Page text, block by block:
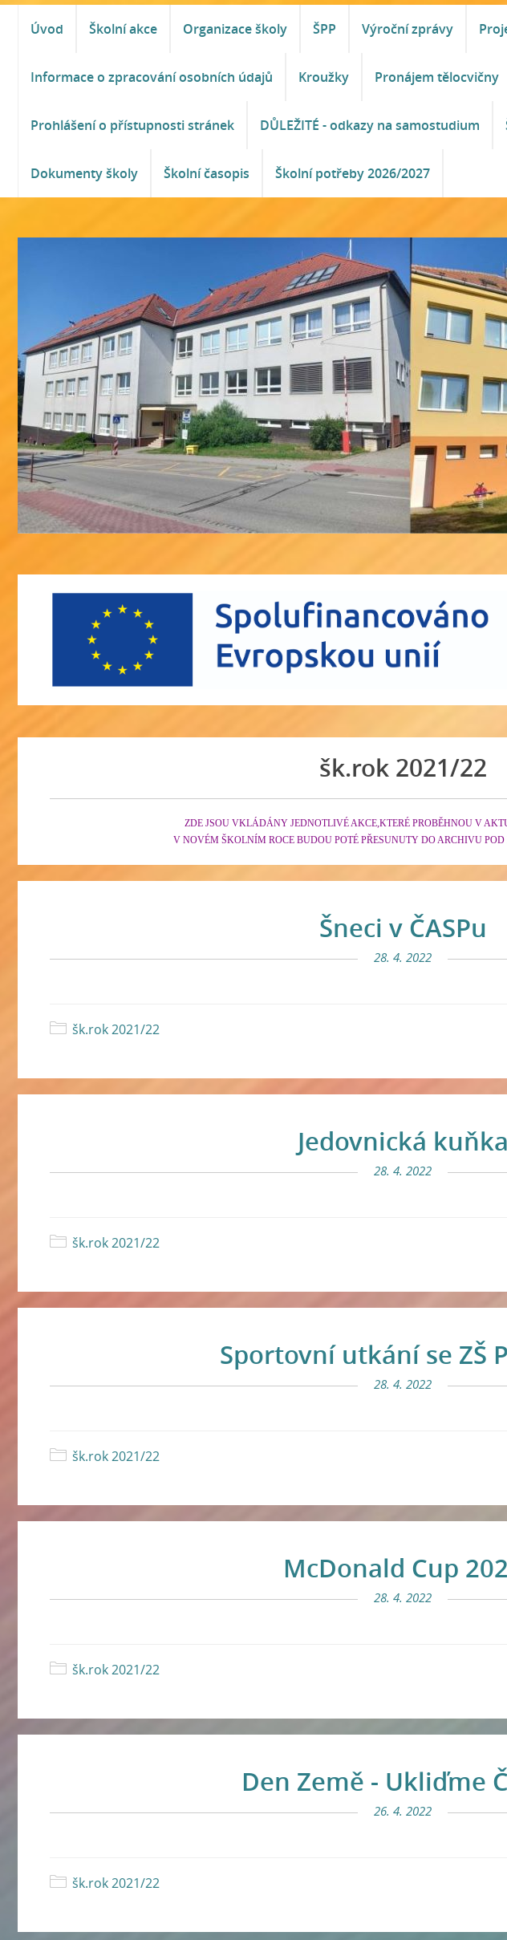
Úvod Školní akce Organizace školy ŠPP Výroční zprávy
Informace o zpracování osobních údajů Kroužky Pronájem tělocvičny
Prohlášení o přístupnosti stránek DŮLEŽITÉ - odkazy na samostudium
Dokumenty školy Školní časopis Školní potřeby 2026/2027
šk.rok 2021/22
ZDE JSOU VKLÁDÁNY JEDNOTLIVÉ AKCE,KTERÉ PROBĚHNOU V
V NOVÉM ŠKOLNÍM ROCE BUDOU POTÉ PŘESUNUTY DO ARCHIVU
Šneci v ČASPu
28. 4. 2022
šk.rok 2021/22
Jedovnická kuňka
28. 4. 2022
šk.rok 2021/22
Sportovní utkání se ZŠ
28. 4. 2022
šk.rok 2021/22
McDonald Cup
28. 4. 2022
šk.rok 2021/22
Den Země - Ukliďme
26. 4. 2022
šk.rok 2021/22